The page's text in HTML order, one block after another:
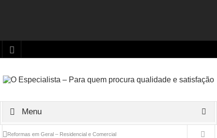
Menu
Reformas em Geral – Residencial e Comercial